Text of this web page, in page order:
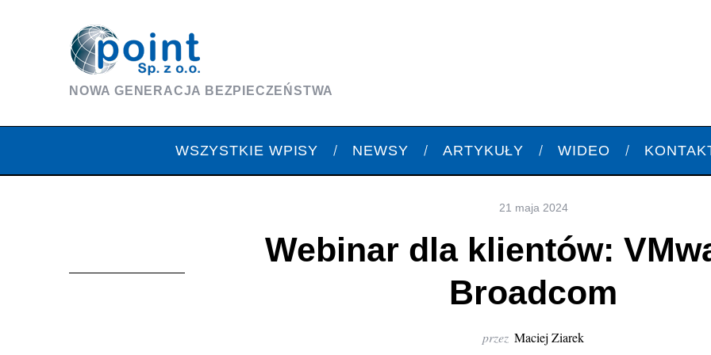
NOWA GENERACJA BEZPIECZEŃSTWA
WSZYSTKIE WPISY NEWSY ARTYKUŁY WIDEO
21 maja 2024
Webinar dla klientów:
Broadcom
przez Maciej Ziarek